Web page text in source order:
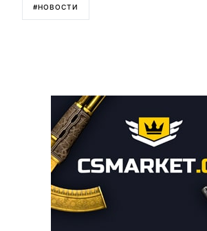
#НОВОСТИ